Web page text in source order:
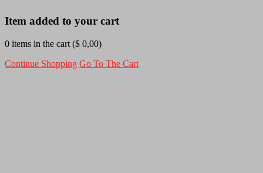
Item added to your cart
0 items in the cart ($ 0,00)
Continue Shopping Go To The Cart